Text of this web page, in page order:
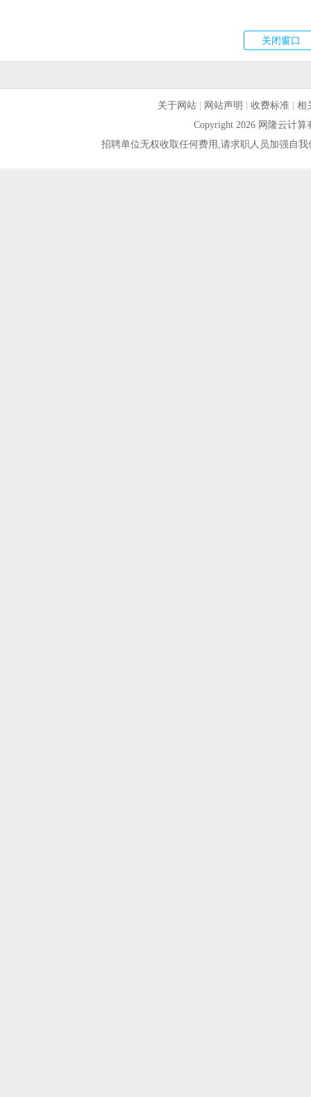
关于网站 网站声明 |收费标准 |相
Copyright 2026 网隆云计
招聘单位无权收取任何费用,请求职人员加强自